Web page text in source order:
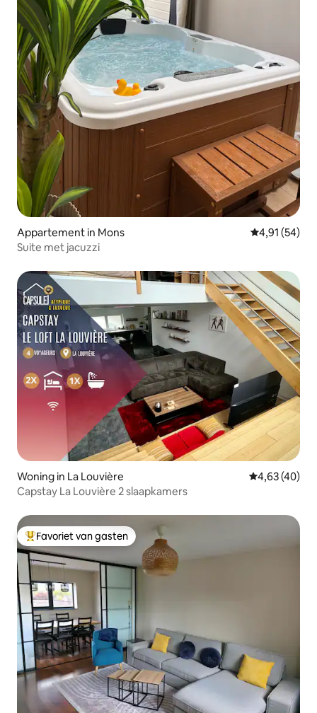
Appartement in Mons Gemiddelde
4,91 (54)
Suite met jacuzzi
Woning in La Louvière Gemiddelde
4,63 (40)
Capstay La Louvière 2 slaapkamers
Topfavoriet van gasten
Favoriet van gasten